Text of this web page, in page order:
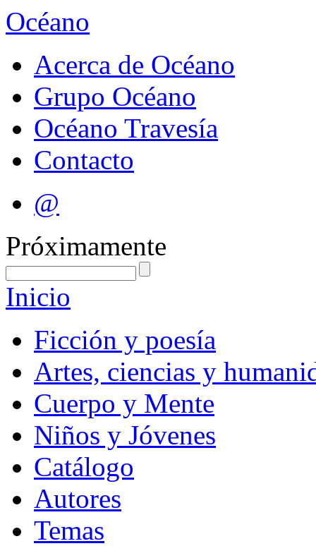
Océano
Acerca de Océano
Grupo Océano
Océano Travesía
Contacto
@
Próximamente
Inicio
Ficción y poesía
Artes, ciencias y
Cuerpo y Mente
Niños y Jóvenes
Catálogo
Autores
Temas